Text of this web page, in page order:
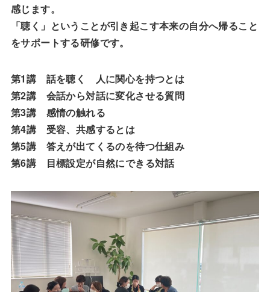
感じます。
「聴く」ということが引き起こす本来の自分へ帰ること
をサポートする研修です。
第1講 話を聴く 人に関心を持つとは
第2講 会話から対話に変化させる質問
第3講 感情の触れる
第4講 受容、共感するとは
第5講 答えが出てくるのを待つ仕組み
第6講 目標設定が自然にできる対話